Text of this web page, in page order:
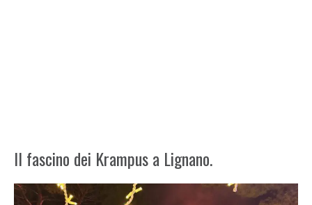
Il fascino dei Krampus a Lignano.